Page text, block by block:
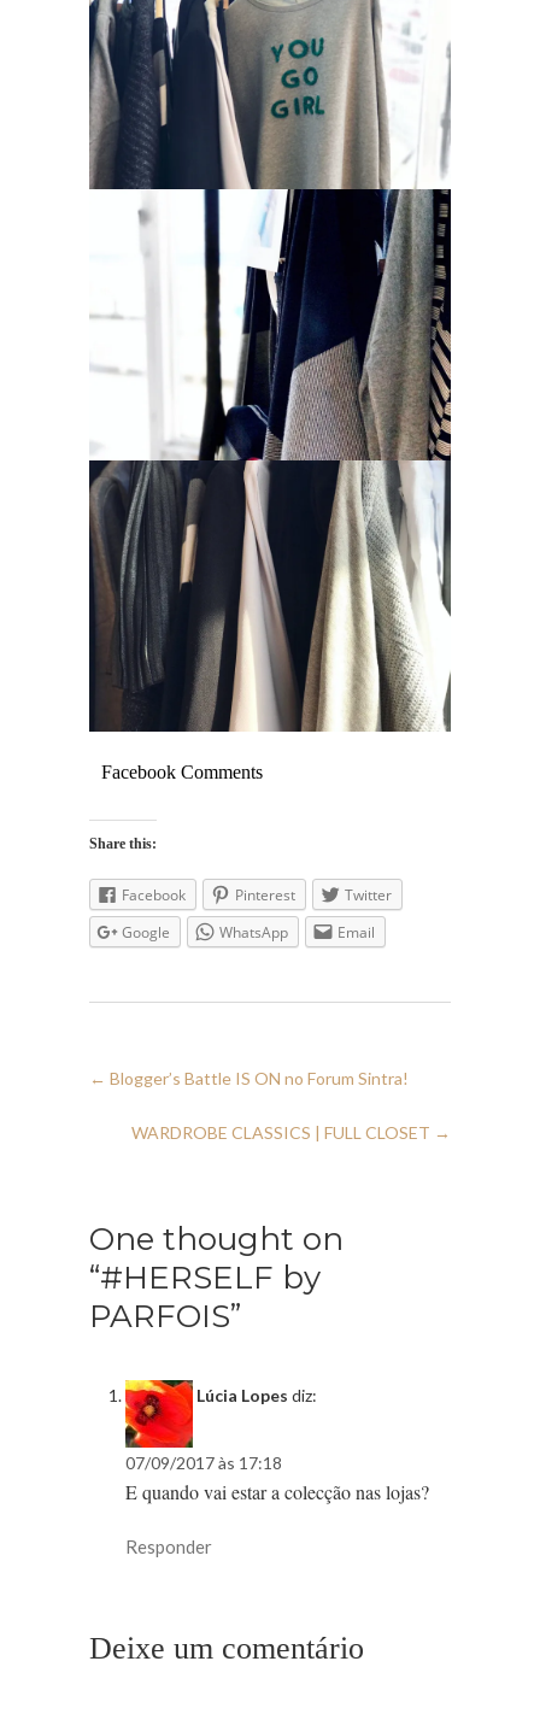
Facebook Comments
Share this:
Facebook Pinterest
Twitter
Google
WhatsApp Email
← Blogger’s Battle IS ON no Forum Sintra!
WARDROBE CLASSICS | FULL CLOSET →
One thought on
“#HERSELF by
PARFOIS”
Lúcia Lopes diz:
07/09/2017 às 17:18
E quando vai estar a colecção nas lojas?
Responder
Deixe um comentário